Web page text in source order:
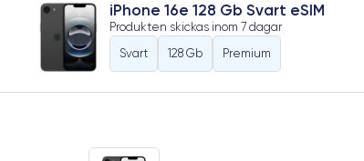
iPhone 11 Pro iPhone 15 Pro
iPhone 16e 128 Gb Svart eSIM
Produkten skickas inom 7 dagar
Svart
128 Gb Premium